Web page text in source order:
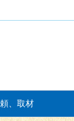
、取材